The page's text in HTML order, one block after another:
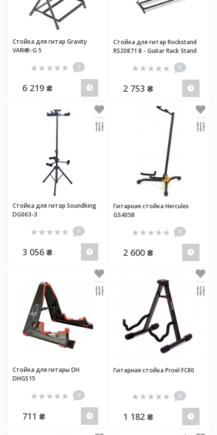
Стойка для гитар Gravity
VARI®-G 5
0
6 219 ₴ Предзаказ
Стойка для гитар Rockstand
RS20871 B - Guitar Rack Stand
Guitars / Basses
0
2 753 ₴
Стойка для гитар Soundking
DG063-3
0
3 056 ₴ Предзаказ
Гитарная стойка Hercules
GS405B
0
2 600 ₴
Стойка для гитары DH
DHGS15
0
711 ₴ Предзаказ
Гитарная стойка Proel FC80
0
1 182 ₴